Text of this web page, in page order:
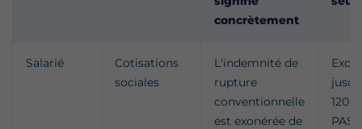
concrètement
Salarié
Cotisations
sociales
L'indemnité de
rupture
conventionnelle
est exonérée de
120